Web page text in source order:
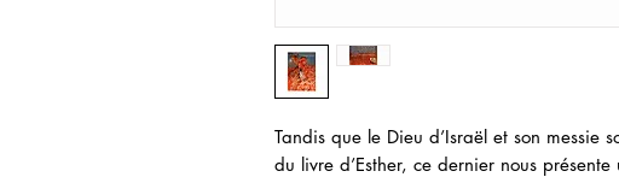
Tandis que le Dieu d’Israël et son messie
du livre d’Esther, ce dernier nous